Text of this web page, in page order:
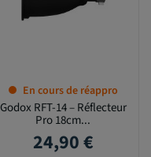
En cours de réappro
Godox RFT-14 – Réflecteur
Pro 18cm...
Prix
24,90 €